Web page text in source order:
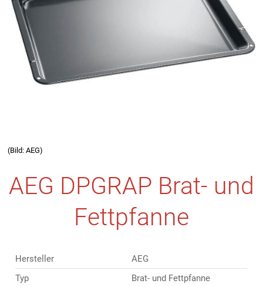
(Bild: AEG)
AEG DPGRAP Brat- und
Fettpfanne
Hersteller
AEG
Typ
Brat- und Fettpfanne